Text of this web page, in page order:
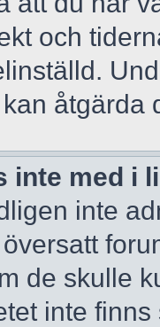
och
åtgärda
inte med i
inte
de skulle
inte